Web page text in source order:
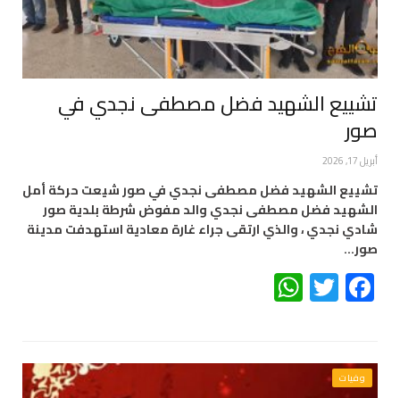
تشييع الشهيد فضل مصطفى نجدي في
صور
أبريل 17, 2026
تشييع الشهيد فضل مصطفى نجدي في صور شيعت حركة أمل
الشهيد فضل مصطفى نجدي والد مفوض شرطة بلدية صور
شادي نجدي ، والذي ارتقى جراء غارة معادية استهدفت مدينة
صور…
Facebook
Twitter
وفيات